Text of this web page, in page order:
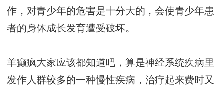
作，对青少年的危害是十分大的，会使青少年患
者的身体成长发育遭受破坏。
羊癫疯大家应该都知道吧，算是神经系统疾病里
发作人群较多的一种慢性疾病，治疗起来费时又